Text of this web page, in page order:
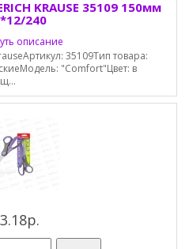
KRAUSE 35109 150мм
240
описание
35109Тип товара:
"Comfort"Цвет: в